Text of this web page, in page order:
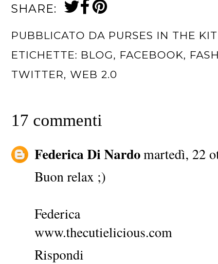
SHARE:
PUBBLICATO DA PURSES IN THE
ETICHETTE: BLOG, FACEBOOK,
TWITTER, WEB 2.0
17 commenti
Federica Di Nardomartedì, 22
Buon relax ;)
Federica
www.thecutielicious.com
Rispondi